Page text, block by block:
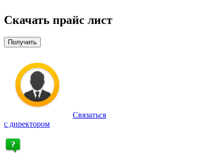
Скачать прайс лист
Получить
Связаться
с директором